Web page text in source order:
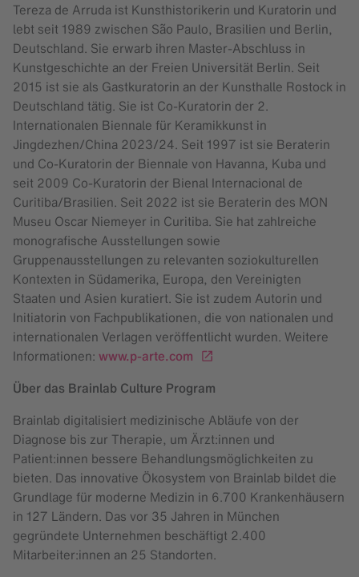
Tereza de Arruda ist Kunsthistorikerin und Kuratorin und
lebt seit 1989 zwischen São Paulo, Brasilien und Berlin,
Deutschland. Sie erwarb ihren Master-Abschluss in
Kunstgeschichte an der Freien Universität Berlin. Seit
2015 ist sie als Gastkuratorin an der Kunsthalle Rostock in
Deutschland tätig. Sie ist Co-Kuratorin der 2.
Internationalen Biennale für Keramikkunst in
Jingdezhen/China 2023/24. Seit 1997 ist sie Beraterin
und Co-Kuratorin der Biennale von Havanna, Kuba und
seit 2009 Co-Kuratorin der Bienal Internacional de
Curitiba/Brasilien. Seit 2022 ist sie Beraterin des MON
Museu Oscar Niemeyer in Curitiba. Sie hat zahlreiche
monografische Ausstellungen sowie
Gruppenausstellungen zu relevanten soziokulturellen
Kontexten in Südamerika, Europa, den Vereinigten
Staaten und Asien kuratiert. Sie ist zudem Autorin und
Initiatorin von Fachpublikationen, die von nationalen und
internationalen Verlagen veröffentlicht wurden. Weitere
Informationen: www.p-arte.com
Über das Brainlab Culture Program
Brainlab digitalisiert medizinische Abläufe von der
Diagnose bis zur Therapie, um Ärzt:innen und
Patient:innen bessere Behandlungsmöglichkeiten zu
bieten. Das innovative Ökosystem von Brainlab bildet die
Grundlage für moderne Medizin in 6.700 Krankenhäusern
in 127 Ländern. Das vor 35 Jahren in München
gegründete Unternehmen beschäftigt 2.400
Mitarbeiter:innen an 25 Standorten.